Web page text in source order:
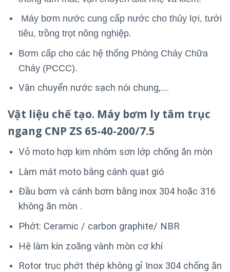
Máy bơm nước cung cấp nước cho thủy lợi, tưới
tiêu, trồng trọt nông nghiệp.
Bơm cấp cho các hệ thống Phòng Cháy Chữa
Cháy (PCCC).
Vận chuyển nước sạch nói chung,….
Vật liệu chế tạo. Máy bơm ly tâm trục
ngang CNP ZS 65-40-200/7.5
Vỏ moto hợp kim nhôm sơn lớp chống ăn mòn
Làm mát moto bằng cánh quạt gió
Đầu bơm và cánh bơm bằng inox 304 hoặc 316
không ăn mòn .
Phớt: Ceramic / carbon graphite/ NBR
Hệ làm kín zoăng vành mòn cơ khí
Rotor trục phớt thép không gỉ Inox 304 chống ăn